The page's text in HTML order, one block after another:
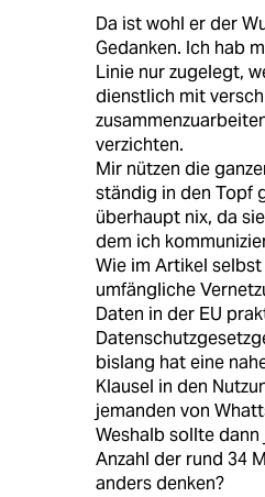
Da ist wohl er der
Gedanken. Ich hab
Linie nur zugelegt,
dienstlich mit
verzichten.
Mir nützen die
ständig in den Topf
überhaupt nix, da
dem ich
Wie im Artikel
umfängliche
Daten in der EU
bislang hat eine
Klausel in den
jemanden von
Weshalb sollte
Anzahl der rund 34
anders denken?